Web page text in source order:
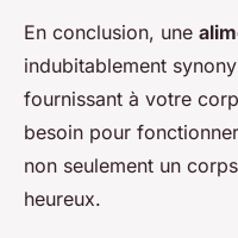
En conclusion, une
indubitablement
fournissant à votre
besoin pour
non seulement un
heureux.